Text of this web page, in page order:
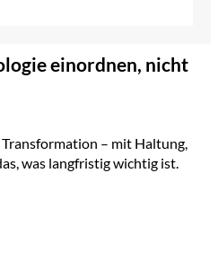
einordnen, nicht
– mit Haltung,
was langfristig wichtig ist.